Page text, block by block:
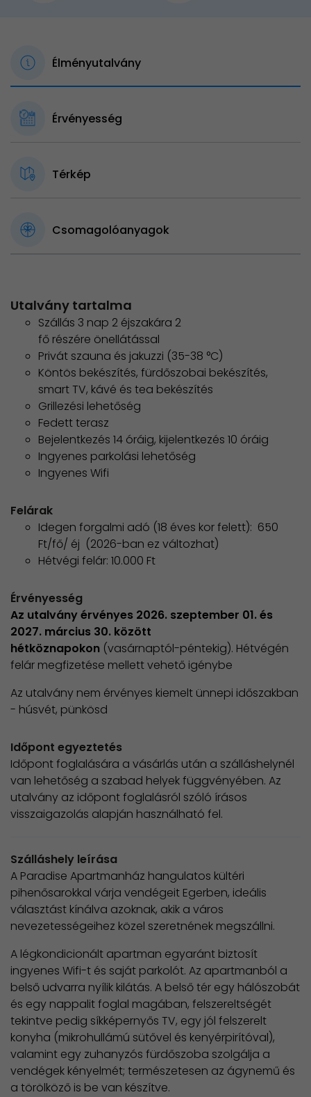
Élményutalvány
Érvényesség
Térkép
Csomagolóanyagok
Utalvány tartalma
Szállás 3 nap 2 éjszakára 2
fő részére önellátással
Privát szauna és jakuzzi (35-38 °C)
Köntös bekészítés, fürdőszobai bekészítés,
smart TV, kávé és tea bekészítés
Grillezési lehetőség
Fedett terasz
Bejelentkezés 14 óráig, kijelentkezés 10 óráig
Ingyenes parkolási lehetőség
Ingyenes Wifi
Felárak
Idegen forgalmi adó (18 éves kor felett): 650
Ft/fő/ éj (2026-ban ez változhat)
Hétvégi felár: 10.000 Ft
Érvényesség
Az utalvány érvényes 2026. szeptember 01. és
2027. március 30. között
hétköznapokon (vasárnaptól-péntekig). Hétvégén
felár megfizetése mellett vehető igénybe
Az utalvány nem érvényes kiemelt ünnepi időszakban
- húsvét, pünkösd
Időpont egyeztetés
Időpont foglalására a vásárlás után a szálláshelynél
van lehetőség a szabad helyek függvényében. Az
utalvány az időpont foglalásról szóló írásos
visszaigazolás alapján használható fel.
Szálláshely leírása
A Paradise Apartmanház hangulatos kültéri
pihenősarokkal várja vendégeit Egerben, ideális
választást kínálva azoknak, akik a város
nevezetességeihez közel szeretnének megszállni.
A légkondicionált apartman egyaránt biztosít
ingyenes Wifi-t és saját parkolót. Az apartmanból a
belső udvarra nyílik kilátás. A belső tér egy hálószobát
és egy nappalit foglal magában, felszereltségét
tekintve pedig síkképernyős TV, egy jól felszerelt
konyha (mikrohullámú sütővel és kenyérpirítóval),
valamint egy zuhanyzós fürdőszoba szolgálja a
vendégek kényelmét; természetesen az ágynemű és
a törölköző is be van készítve.